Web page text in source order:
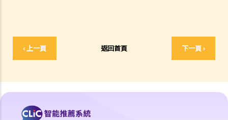
‹ 上一頁 返回首頁 下一頁 ›
保證（陳敏莊 訴 唐幟章）
判決摘要3：干擾安寧享用需要對物業的享用造成一定程度的實質性物
在簽署租約之後，應該如何處理該等文件？